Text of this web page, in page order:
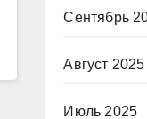
Сентябрь
Август 2025
Июль 2025